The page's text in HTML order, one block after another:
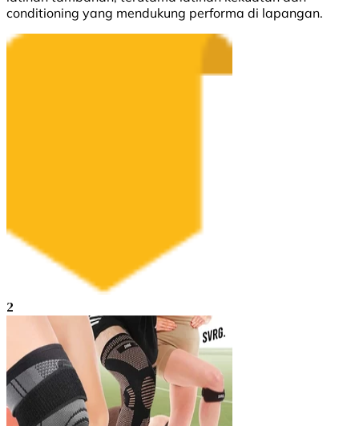
conditioning yang mendukung performa di lapangan.
2